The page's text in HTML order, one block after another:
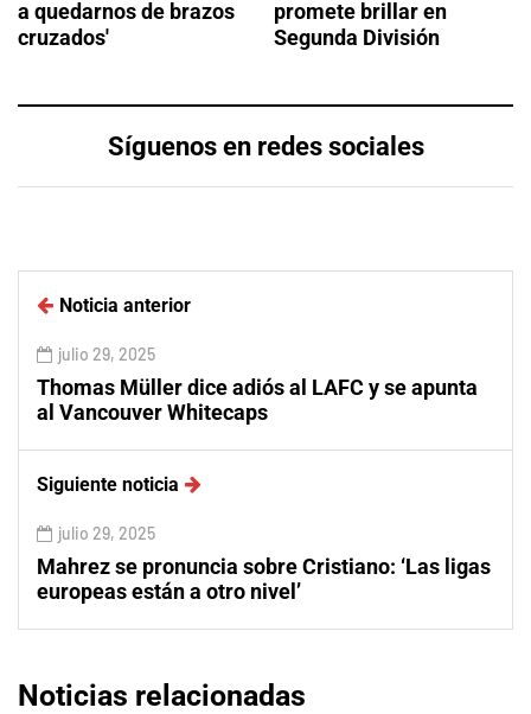
a quedarnos de brazos
cruzados'
promete brillar en
Segunda División
Síguenos en redes sociales
Noticia anterior
julio 29, 2025
Thomas Müller dice adiós al LAFC y se apunta
al Vancouver Whitecaps
Siguiente noticia
julio 29, 2025
Mahrez se pronuncia sobre Cristiano: ‘Las ligas
europeas están a otro nivel’
Noticias relacionadas